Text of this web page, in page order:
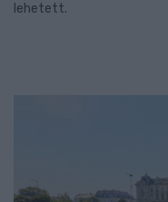
lehetett.